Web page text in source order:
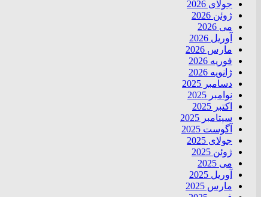
جولای 2026
ژوئن 2026
می 2026
آوریل 2026
مارس 2026
فوریه 2026
ژانویه 2026
دسامبر 2025
نوامبر 2025
اکتبر 2025
سپتامبر 2025
آگوست 2025
جولای 2025
ژوئن 2025
می 2025
آوریل 2025
مارس 2025